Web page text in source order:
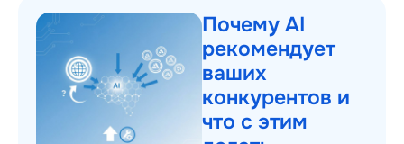
Почему AI
рекомендует
ваших
конкурентов и
что с этим